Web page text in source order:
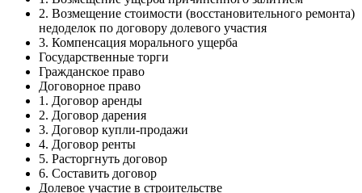
2. Возмещение стоимости (восстановительного ремонта)
недоделок по договору долевого участия
3. Компенсация морального ущерба
Государственные торги
Гражданское право
Договорное право
1. Договор аренды
2. Договор дарения
3. Договор купли-продажи
4. Договор ренты
5. Расторгнуть договор
6. Составить договор
Долевое участие в строительстве